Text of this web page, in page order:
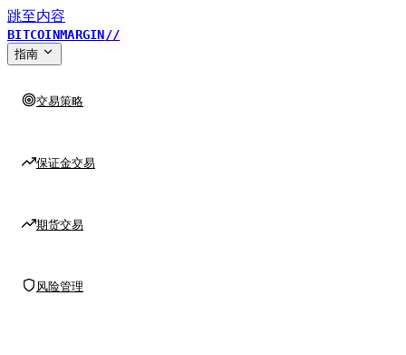
跳至内容
BITCOINMARGIN//
指南
交易策略
保证金交易
期货交易
风险管理